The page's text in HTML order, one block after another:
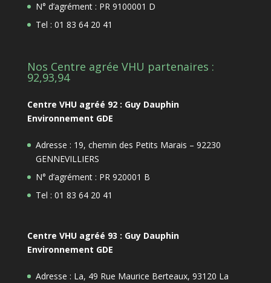
N° d’agrément : PR 9100001 D
Tel : 01 83 64 20 41
Nos Centre agrée VHU partenaires :
92,93,94
Centre VHU agréé 92 : Guy Dauphin
Environnement GDE
Adresse : 19, chemin des Petits Marais – 92230
GENNEVILLIERS
N° d’agrément : PR 920001 B
Tel : 01 83 64 20 41
Centre VHU agréé 93 : Guy Dauphin
Environnement GDE
Adresse : La, 49 Rue Maurice Berteaux, 93120 La